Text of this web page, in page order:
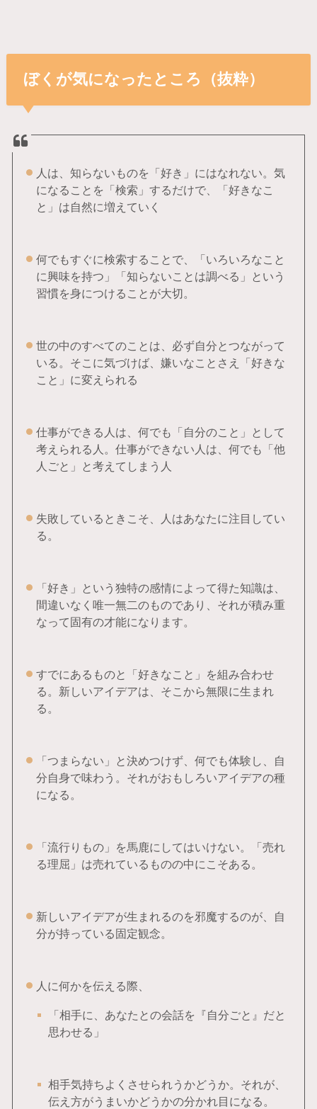
ぼくが気になったところ（抜粋）
人は、知らないものを「好き」にはなれない。気
になることを「検索」するだけで、「好きなこ
と」は自然に増えていく
何でもすぐに検索することで、「いろいろなこと
に興味を持つ」「知らないことは調べる」という
習慣を身につけることが大切。
世の中のすべてのことは、必ず自分とつながって
いる。そこに気づけば、嫌いなことさえ「好きな
こと」に変えられる
仕事ができる人は、何でも「自分のこと」として
考えられる人。仕事ができない人は、何でも「他
人ごと」と考えてしまう人
失敗しているときこそ、人はあなたに注目してい
る。
「好き」という独特の感情によって得た知識は、
間違いなく唯一無二のものであり、それが積み重
なって固有の才能になります。
すでにあるものと「好きなこと」を組み合わせ
る。新しいアイデアは、そこから無限に生まれ
る。
「つまらない」と決めつけず、何でも体験し、自
分自身で味わう。それがおもしろいアイデアの種
になる。
「流行りもの」を馬鹿にしてはいけない。「売れ
る理屈」は売れているものの中にこそある。
新しいアイデアが生まれるのを邪魔するのが、自
分が持っている固定観念。
人に何かを伝える際、
「相手に、あなたとの会話を『自分ごと』だと
思わせる」
相手気持ちよくさせられうかどうか。それが、
伝え方がうまいかどうかの分かれ目になる。